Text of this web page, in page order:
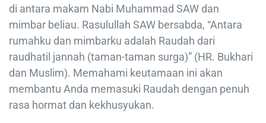
di antara makam Nabi Muhammad SAW dan
mimbar beliau. Rasulullah SAW bersabda, “Antara
rumahku dan mimbarku adalah Raudah dari
raudhatil jannah (taman-taman surga)” (HR. Bukhari
dan Muslim). Memahami keutamaan ini akan
membantu Anda memasuki Raudah dengan penuh
rasa hormat dan kekhusyukan.